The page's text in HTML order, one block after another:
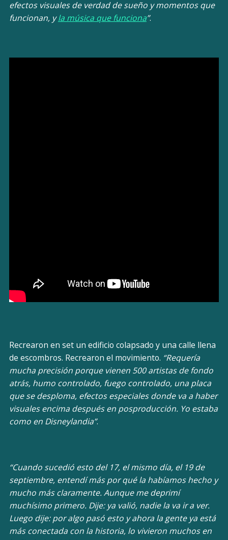
efectos visuales de verdad de sueño y momentos que
funcionan, yla música que funciona”.
Recrearon en set un edificio colapsado y una calle llena
de escombros. Recrearon el movimiento. “Requería
mucha precisión porque vienen 500 artistas de fondo
atrás, humo controlado, fuego controlado, una placa
que se desploma, efectos especiales donde va a haber
visuales encima después en posproducción. Yo estaba
como en Disneylandia”.
“Cuando sucedió esto del 17, el mismo día, el 19 de
septiembre, entendí más por qué la habíamos hecho y
mucho más claramente. Aunque me deprimí
muchísimo primero. Dije: ya valió, nadie la va ir a ver.
Luego dije: por algo pasó esto y ahora la gente ya está
más conectada con la historia, lo vivieron muchos en